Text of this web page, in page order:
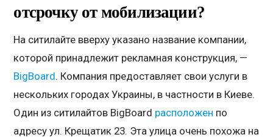
отсрочку от мобилизации?
На ситилайте вверху указано название компании,
которой принадлежит рекламная конструкция, —
BigBoard. Компания предоставляет свои услуги в
нескольких городах Украины, в частности в Киеве.
Один из ситилайтов BigBoard расположен по
адресу ул. Крещатик 23. Эта улица очень похожа на